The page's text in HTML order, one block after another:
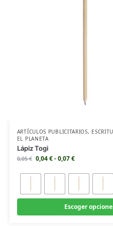
ARTÍCULOS PUBLICITARIOS,
EL PLANETA
Lápiz Togi
0,05€ 0,04€-0,07€
Escoger